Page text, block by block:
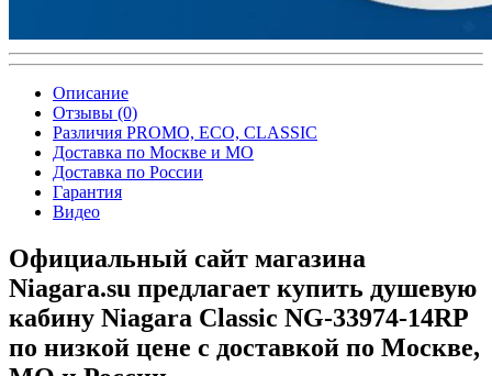
Описание
Отзывы (0)
Различия PROMO, ECO, CLASSIC
Доставка по Москве и МО
Доставка по России
Гарантия
Видео
Официальный сайт магазина
Niagara.su предлагает купить душевую
кабину Niagara Classic NG-33974-14RP
по низкой цене с доставкой по Москве,